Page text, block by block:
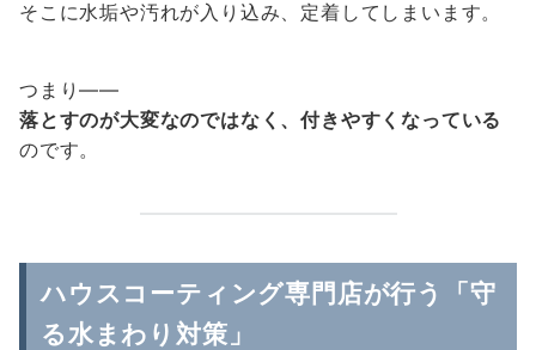
そこに水垢や汚れが入り込み、定着してしまいます。
つまり――
落とすのが大変なのではなく、付きやすくなっている
のです。
ハウスコーティング専門店が行う「守
る水まわり対策」